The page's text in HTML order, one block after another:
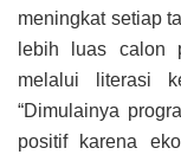
meningkat setiap
lebih luas calon
melalui literasi
“Dimulainya
positif karena